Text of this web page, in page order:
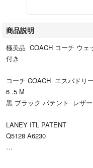
商品説明
極美品 COACH コーチ ウ
付き
コーチ COACH エスパドリ
6 .5 M
黒 ブラック パテント レザ
LANEY ITL PATENT
Q5128 A6230